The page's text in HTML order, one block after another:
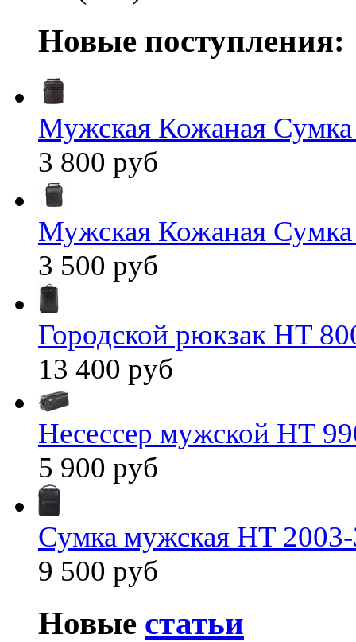
Новые поступления:
Мужская Кожаная
3 800 руб
Мужская Кожаная
3 500 руб
Городской рюкзак HT
13 400 руб
Несессер мужской HT
5 900 руб
Сумка мужская HT
9 500 руб
Новые статьи